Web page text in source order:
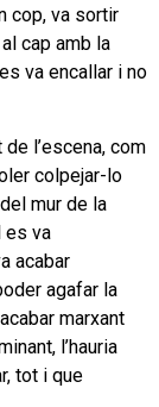
cop, va sortir
cap amb la
va encallar i no
l’escena, com
colpejar-lo
mur de la
es va
acabar
agafar la
marxant
l’hauria
tot i que